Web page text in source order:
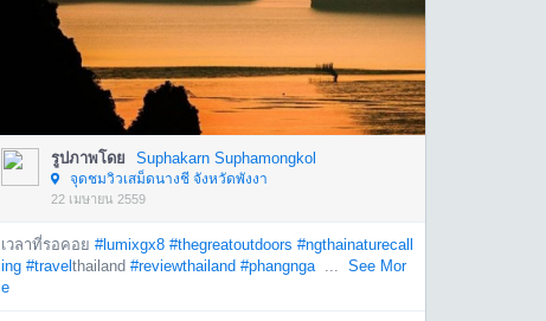
รูปภาพโดย Suphakarn Suphamongkol
จุดชมวิวเสม็ดนางชี จังหวัดพังงา
22 เมษายน 2559
เวลาที่รอคอย #lumixgx8 #thegreatoutdoors #ngthainaturecall
ing #travel thailand #reviewthailand #phangnga... See Mor
e